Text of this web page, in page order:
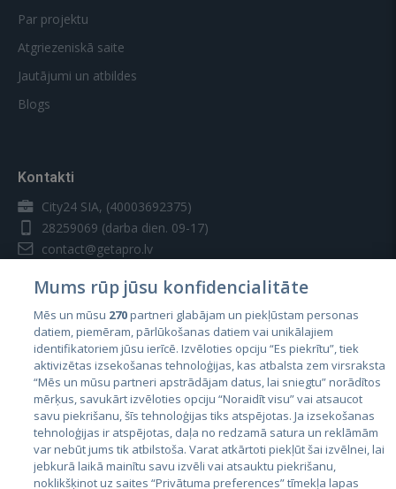
Par projektu
Atgriezeniskā saite
Jautājumi un atbildes
Blogs
Kontakti
City24 SIA, (40003692375)
28259069 (darba dien. 09-17)
contact@getapro.lv
Valstis
Igaunija
Latvija
Lietuva
Mums rūp jūsu konfidencialitāte
Mēs un mūsu 270partneri glabājam un piekļūstam personas
datiem, piemēram, pārlūkošanas datiem vai unikālajiem
identifikatoriem jūsu ierīcē. Izvēloties opciju “Es piekrītu”, tiek
aktivizētas izsekošanas tehnoloģijas, kas atbalsta zem virsraksta
“Mēs un mūsu partneri apstrādājam datus, lai sniegtu” norādītos
mērķus, savukārt izvēloties opciju “Noraidīt visu” vai atsaucot
savu piekrišanu, šīs tehnoloģijas tiks atspējotas. Ja izsekošanas
tehnoloģijas ir atspējotas, daļa no redzamā satura un reklāmām
var nebūt jums tik atbilstoša. Varat atkārtoti piekļūt šai izvēlnei, lai
jebkurā laikā mainītu savu izvēli vai atsauktu piekrišanu,
noklikšķinot uz saites “Privātuma preferences” tīmekļa lapas